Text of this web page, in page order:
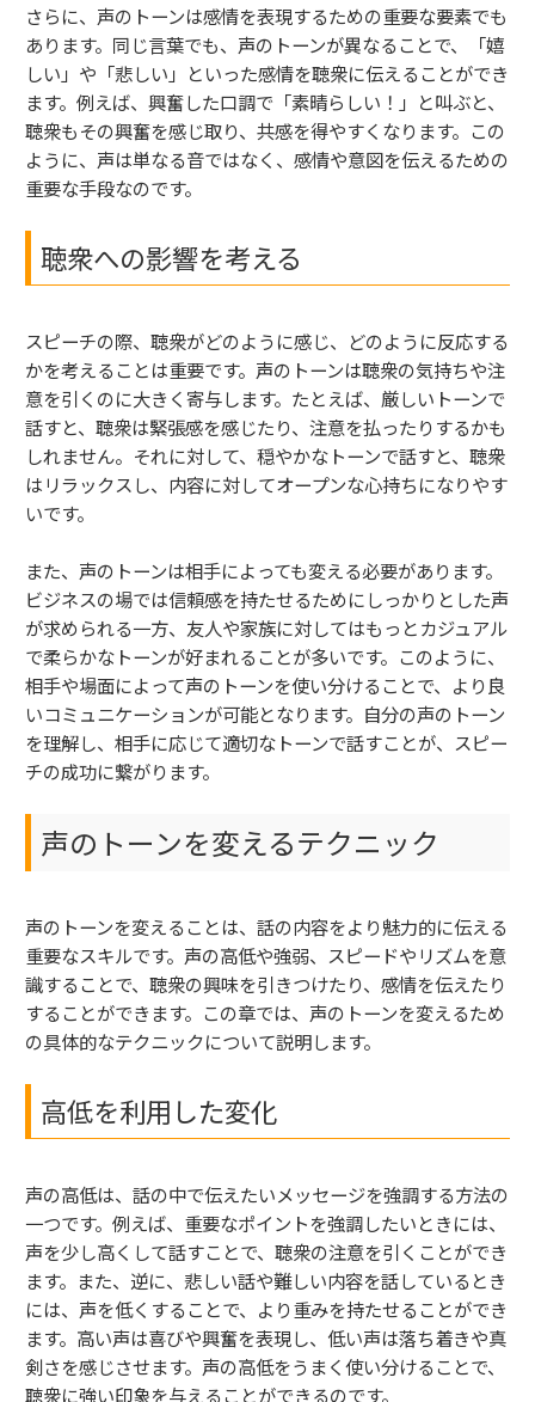
さらに、声のトーンは感情を表現するための重要な要素でも
あります。同じ言葉でも、声のトーンが異なることで、「嬉
しい」や「悲しい」といった感情を聴衆に伝えることができ
ます。例えば、興奮した口調で「素晴らしい！」と叫ぶと、
聴衆もその興奮を感じ取り、共感を得やすくなります。この
ように、声は単なる音ではなく、感情や意図を伝えるための
重要な手段なのです。
聴衆への影響を考える
スピーチの際、聴衆がどのように感じ、どのように反応する
かを考えることは重要です。声のトーンは聴衆の気持ちや注
意を引くのに大きく寄与します。たとえば、厳しいトーンで
話すと、聴衆は緊張感を感じたり、注意を払ったりするかも
しれません。それに対して、穏やかなトーンで話すと、聴衆
はリラックスし、内容に対してオープンな心持ちになりやす
いです。
また、声のトーンは相手によっても変える必要があります。
ビジネスの場では信頼感を持たせるためにしっかりとした声
が求められる一方、友人や家族に対してはもっとカジュアル
で柔らかなトーンが好まれることが多いです。このように、
相手や場面によって声のトーンを使い分けることで、より良
いコミュニケーションが可能となります。自分の声のトーン
を理解し、相手に応じて適切なトーンで話すことが、スピー
チの成功に繋がります。
声のトーンを変えるテクニック
声のトーンを変えることは、話の内容をより魅力的に伝える
重要なスキルです。声の高低や強弱、スピードやリズムを意
識することで、聴衆の興味を引きつけたり、感情を伝えたり
することができます。この章では、声のトーンを変えるため
の具体的なテクニックについて説明します。
高低を利用した変化
声の高低は、話の中で伝えたいメッセージを強調する方法の
一つです。例えば、重要なポイントを強調したいときには、
声を少し高くして話すことで、聴衆の注意を引くことができ
ます。また、逆に、悲しい話や難しい内容を話しているとき
には、声を低くすることで、より重みを持たせることができ
ます。高い声は喜びや興奮を表現し、低い声は落ち着きや真
剣さを感じさせます。声の高低をうまく使い分けることで、
聴衆に強い印象を与えることができるのです。